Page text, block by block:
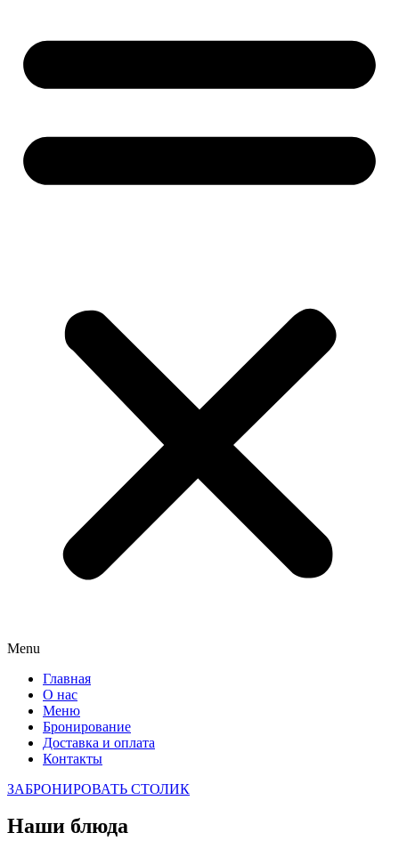
Menu
Главная
О нас
Меню
Бронирование
Доставка и оплата
Контакты
ЗАБРОНИРОВАТЬ СТОЛИК
Наши блюда